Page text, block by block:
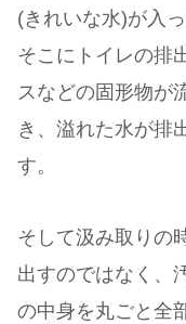
(きれいな水)が入
そこにトイレの排
スなどの固形物が
き、溢れた水が排
す。
そして汲み取りの
出すのではなく、
の中身を丸ごと全